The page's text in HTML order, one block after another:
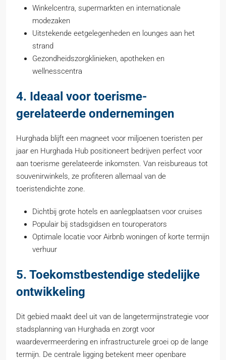
Winkelcentra, supermarkten en internationale
modezaken
Uitstekende eetgelegenheden en lounges aan het
strand
Gezondheidszorgklinieken, apotheken en
wellnesscentra
4. Ideaal voor toerisme-
gerelateerde ondernemingen
Hurghada blijft een magneet voor miljoenen toeristen per
jaar en Hurghada Hub positioneert bedrijven perfect voor
aan toerisme gerelateerde inkomsten. Van reisbureaus tot
souvenirwinkels, ze profiteren allemaal van de
toeristendichte zone.
Dichtbij grote hotels en aanlegplaatsen voor cruises
Populair bij stadsgidsen en touroperators
Optimale locatie voor Airbnb woningen of korte termijn
verhuur
5. Toekomstbestendige stedelijke
ontwikkeling
Dit gebied maakt deel uit van de langetermijnstrategie voor
stadsplanning van Hurghada en zorgt voor
waardevermeerdering en infrastructurele groei op de lange
termijn. De centrale ligging betekent meer openbare